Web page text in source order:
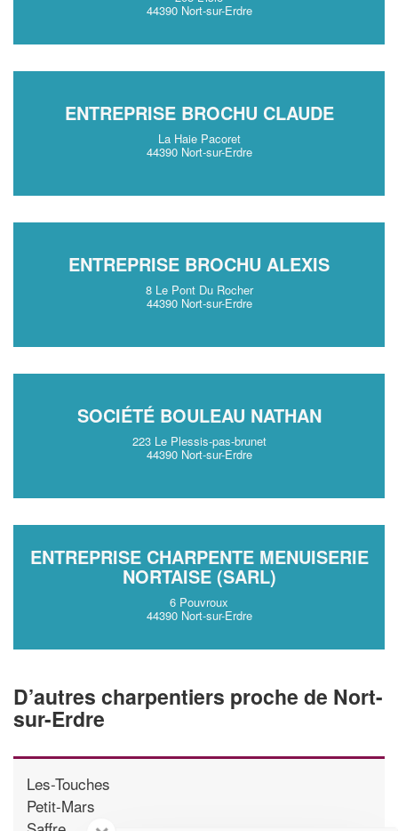
44390 Nort-sur-Erdre
ENTREPRISE BROCHU CLAUDE
La Haie Pacoret
44390 Nort-sur-Erdre
ENTREPRISE BROCHU ALEXIS
8 Le Pont Du Rocher
44390 Nort-sur-Erdre
SOCIÉTÉ BOULEAU NATHAN
223 Le Plessis-pas-brunet
44390 Nort-sur-Erdre
ENTREPRISE CHARPENTE MENUISERIE
NORTAISE (SARL)
6 Pouvroux
44390 Nort-sur-Erdre
D’autres charpentiers proche de Nort-
sur-Erdre
Les-Touches
Petit-Mars